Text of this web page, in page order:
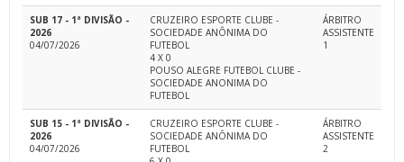
SUB 17 - 1ª DIVISÃO -
2026
04/07/2026
CRUZEIRO ESPORTE CLUBE -
SOCIEDADE ANÔNIMA DO
FUTEBOL
4 X 0
POUSO ALEGRE FUTEBOL CLUBE -
SOCIEDADE ANONIMA DO
FUTEBOL
ÁRBITRO
ASSISTENTE
1
SUB 15 - 1ª DIVISÃO -
2026
04/07/2026
CRUZEIRO ESPORTE CLUBE -
SOCIEDADE ANÔNIMA DO
FUTEBOL
ÁRBITRO
ASSISTENTE
2